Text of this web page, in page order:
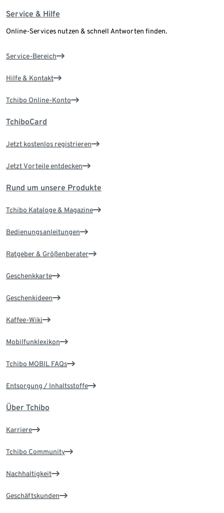
Service & Hilfe
Online-Services nutzen & schnell Antworten finden.
Service-Bereich
Hilfe & Kontakt
Tchibo Online-Konto
TchiboCard
Jetzt kostenlos registrieren
Jetzt Vorteile entdecken
Rund um unsere Produkte
Tchibo Kataloge & Magazine
Bedienungsanleitungen
Ratgeber & Größenberater
Geschenkkarte
Geschenkideen
Kaffee-Wiki
Mobilfunklexikon
Tchibo MOBIL FAQs
Entsorgung / Inhaltsstoffe
Über Tchibo
Karriere
Tchibo Community
Nachhaltigkeit
Geschäftskunden